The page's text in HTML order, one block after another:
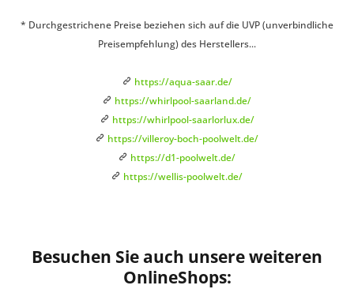
* Durchgestrichene Preise beziehen sich auf die UVP (unverbindliche
Preisempfehlung) des Herstellers...
https://aqua-saar.de/
https://whirlpool-saarland.de/
https://whirlpool-saarlorlux.de/
https://villeroy-boch-poolwelt.de/
https://d1-poolwelt.de/
https://wellis-poolwelt.de/
Besuchen Sie auch unsere weiteren
OnlineShops: